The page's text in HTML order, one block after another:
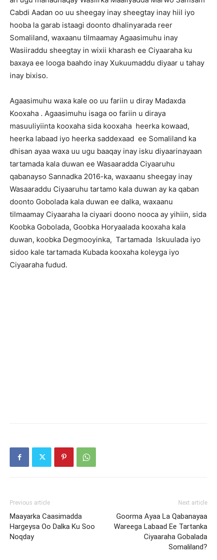
Cabdi Aadan oo uu sheegay inay sheegtay inay hiil iyo
hooba la garab istaagi doonto dhalinyarada reer
Somaliland, waxaanu tilmaamay Agaasimuhu inay
Wasiiraddu sheegtay in wixii kharash ee Ciyaaraha ku
baxaya ee looga baahdo inay Xukuumaddu diyaar u tahay
inay bixiso.
Agaasimuhu waxa kale oo uu fariin u diray Madaxda
Kooxaha . Agaasimuhu isaga oo fariin u diraya
masuuliyiinta kooxaha sida kooxaha heerka kowaad,
heerka labaad iyo heerka saddexaad ee Somaliland ka
dhisan ayaa waxa uu ugu baaqay inay isku diyaarinayaan
tartamada kala duwan ee Wasaaradda Ciyaaruhu
qabanayso Sannadka 2016-ka, waxaanu sheegay inay
Wasaaraddu Ciyaaruhu tartamo kala duwan ay ka qaban
doonto Gobolada kala duwan ee dalka, waxaanu
tilmaamay Ciyaaraha la ciyaari doono nooca ay yihiin, sida
Koobka Gobolada, Goobka Horyaalada kooxaha kala
duwan, koobka Degmooyinka, Tartamada Iskuulada iyo
sidoo kale tartamada Kubada kooxaha koleyga iyo
Ciyaaraha fudud.
Previous article
Maayarka Caasimadda
Hargeysa Oo Dalka Ku Soo
Noqday
Next article
Goorma Ayaa La Qabanayaa
Wareega Labaad Ee Tartanka
Ciyaaraha Gobalada
Somaliland?